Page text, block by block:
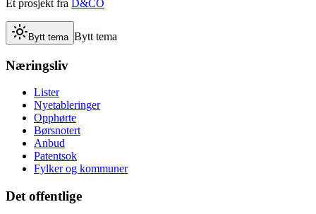
Et prosjekt fra D&CO
Bytt tema Bytt tema
Næringsliv
Lister
Nyetableringer
Opphørte
Børsnotert
Anbud
Patentsok
Fylker og kommuner
Det offentlige